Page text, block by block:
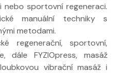
nebo sportovní regeneraci.
manuální techniky s
metodami.
regenerační, sportovní,
dále FYZIOpress, masáž
vibrační masáž i